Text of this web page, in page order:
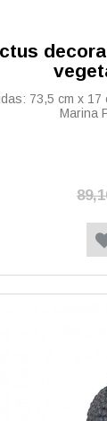
73,5 cm x 17
Marina